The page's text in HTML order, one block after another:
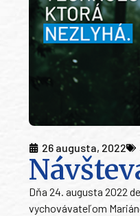
26 augusta, 2022
Dňa 24. augusta 2022
vychovávateľom